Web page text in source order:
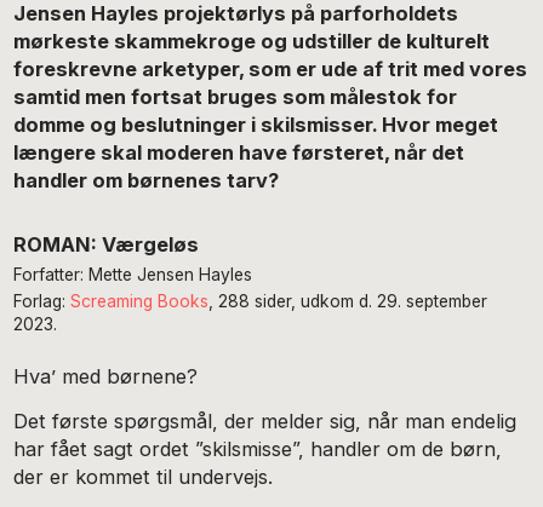
Jensen Hayles projektørlys på parforholdets
mørkeste skammekroge og udstiller de kulturelt
foreskrevne arketyper, som er ude af trit med vores
samtid men fortsat bruges som målestok for
domme og beslutninger i skilsmisser. Hvor meget
længere skal moderen have førsteret, når det
handler om børnenes tarv?
ROMAN: Værgeløs
Forfatter: Mette Jensen Hayles
Forlag:Screaming Books, 288 sider, udkom d. 29. september
2023.
Hva’ med børnene?
Det første spørgsmål, der melder sig, når man endelig
har fået sagt ordet ”skilsmisse”, handler om de børn,
der er kommet til undervejs.